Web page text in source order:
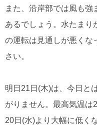
また、沿岸部では風も強
あるでしょう。水たまり
の運転は見通しが悪くな
さい。
明日21日(木)は、今日と
がりません。最高気温
20日(水)より大幅に低く